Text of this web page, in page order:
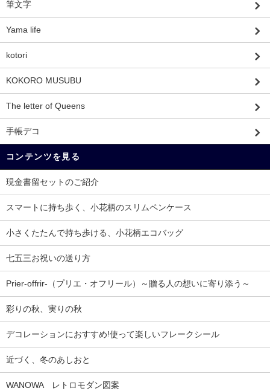
筆文字
Yama life
kotori
KOKORO MUSUBU
The letter of Queens
手帳デコ
コンテンツを見る
現金書留セットのご紹介
スマートに持ち歩く、小花柄のスリムペンケース
小さくたたんで持ち歩ける、小花柄エコバッグ
七五三お祝いの送り方
Prier-offrir-（プリエ・オフリール）～贈る人の想いに寄り添う～
彩りの秋、実りの秋
デコレーションにおすすめ!使って楽しいフレークシール
近づく、冬のあしおと
WANOWA レトロモダン図案